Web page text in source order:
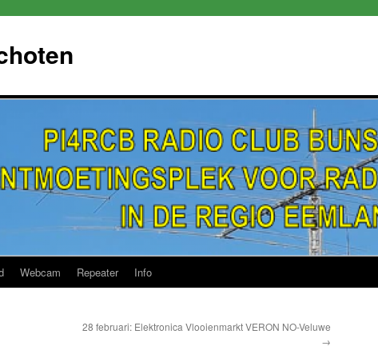
Webcam Repeater Info
28 februari: Elektronica Vlooienmarkt VERON NO-Veluwe
→